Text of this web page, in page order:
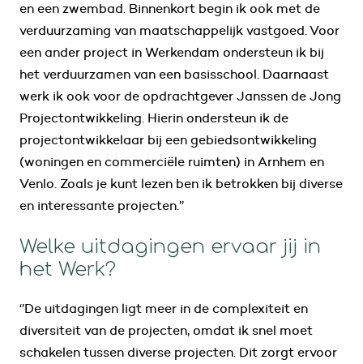
en een zwembad. Binnenkort begin ik ook met de
verduurzaming van maatschappelijk vastgoed. Voor
een ander project in Werkendam ondersteun ik bij
het verduurzamen van een basisschool. Daarnaast
werk ik ook voor de opdrachtgever Janssen de Jong
Projectontwikkeling. Hierin ondersteun ik de
projectontwikkelaar bij een gebiedsontwikkeling
(woningen en commerciële ruimten) in Arnhem en
Venlo. Zoals je kunt lezen ben ik betrokken bij diverse
en interessante projecten.’’
Welke uitdagingen ervaar jij in
het Werk?
‘’De uitdagingen ligt meer in de complexiteit en
diversiteit van de projecten, omdat ik snel moet
schakelen tussen diverse projecten. Dit zorgt ervoor